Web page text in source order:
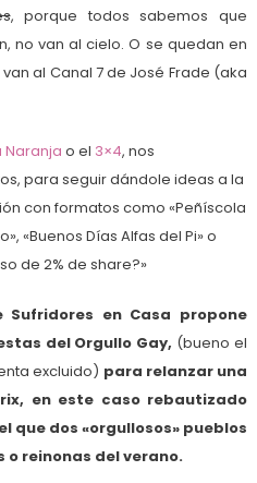
, porque todos sabemos que
no van al cielo. O se quedan en
al Canal 7 de José Frade (aka
Naranja o el 3×4, nos
para seguir dándole ideas a la
con formatos como «Peñíscola
«Buenos Días Alfas del Pi» o
de 2% de share?»
en Casa propone
del Orgullo Gay, (bueno el
excluido) para relanzar una
en este caso rebautizado
el que dos «orgullosos» pueblos
o reinonas del verano.